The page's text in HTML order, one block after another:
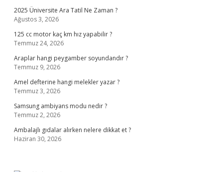
2025 Üniversite Ara Tatil Ne Zaman ?
Ağustos 3, 2026
125 cc motor kaç km hız yapabilir ?
Temmuz 24, 2026
Araplar hangi peygamber soyundandır ?
Temmuz 9, 2026
Amel defterine hangi melekler yazar ?
Temmuz 3, 2026
Samsung ambiyans modu nedir ?
Temmuz 2, 2026
Ambalajlı gıdalar alırken nelere dikkat et ?
Haziran 30, 2026